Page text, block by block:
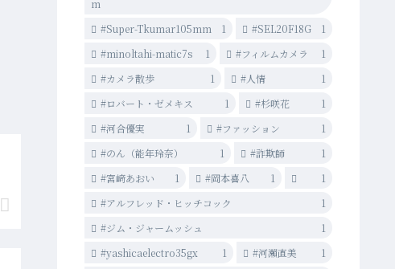
m
#Super-Tkumar105mm
1 #SEL20F18G
1
#minoltahi-matic7s
1 #フィルムカメラ
1
#カメラ散歩
1 #人情
1
#ロバート・ゼメキス
1 #杉咲花
1
#河合優実
1 #ファッション
1
#のん（能年玲奈）
1 #詐欺師
1
#宮﨑あおい
1 #岡本喜八 1
1
#アルフレッド・ヒッチコック
1
#ジム・ジャームッシュ
1
#yashicaelectro35gx
1 #河瀨直美
1